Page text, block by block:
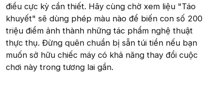
điều cực kỳ cần thiết. Hãy cùng chờ xem liệu "Táo
khuyết" sẽ dùng phép màu nào để biến con số 200
triệu điểm ảnh thành những tác phẩm nghệ thuật
thực thụ. Đừng quên chuẩn bị sẵn túi tiền nếu bạn
muốn sở hữu chiếc máy có khả năng thay đổi cuộc
chơi này trong tương lai gần.